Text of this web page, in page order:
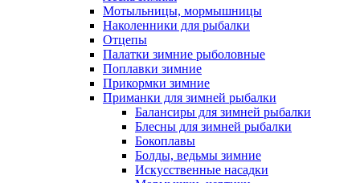
Мотыльницы, мормышницы
Наколенники для рыбалки
Отцепы
Палатки зимние рыболовные
Поплавки зимние
Прикормки зимние
Приманки для зимней рыбалки
Балансиры для зимней рыбалки
Блесны для зимней рыбалки
Бокоплавы
Болды, ведьмы зимние
Искусственные насадки